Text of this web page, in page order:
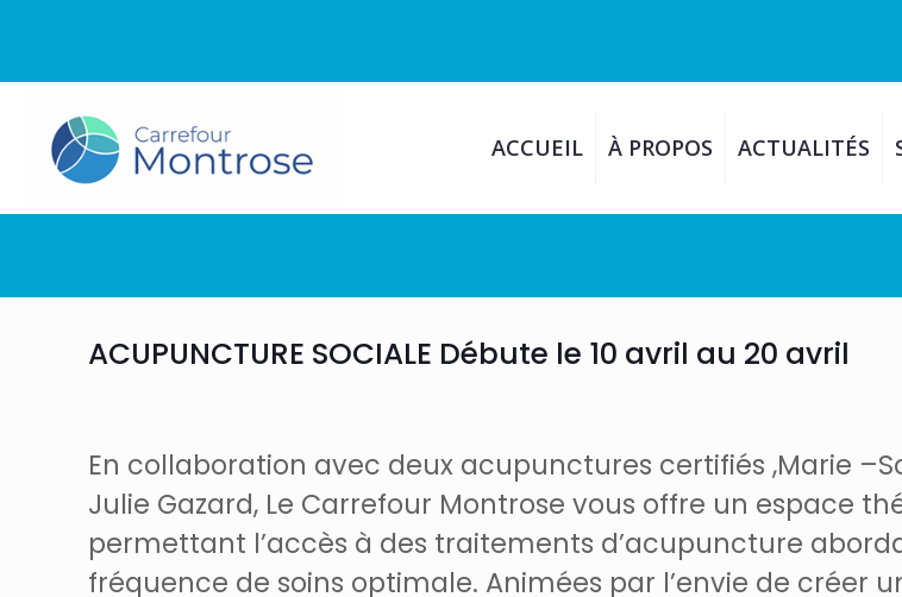
ACCUEIL À PROPOS ACTUALITÉS
ACUPUNCTURE SOCIALE Débute le 10 avril au 20 avril
En collaboration avec deux acupunctures certifiés ,Marie
Julie Gazard, Le Carrefour Montrose vous offre un espace
permettant l’accès à des traitements d’acupuncture
fréquence de soins optimale. Animées par l’envie de créer